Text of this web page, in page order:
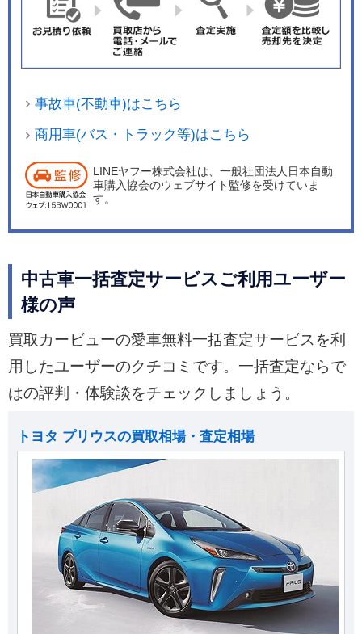
事故車(不動車)はこちら
商用車(バス・トラック等)はこちら
LINEヤフー株式会社は、一般社団法人日本自動
車購入協会のウェブサイト監修を受けていま
す。
中古車一括査定サービスご利用ユーザー
様の声
買取カービューの愛車無料一括査定サービスを利
用したユーザーのクチコミです。一括査定ならで
はの評判・体験談をチェックしましょう。
トヨタ プリウスの買取相場・査定相場